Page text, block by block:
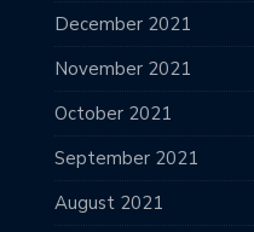
December 2021
November 2021
October 2021
September 2021
August 2021